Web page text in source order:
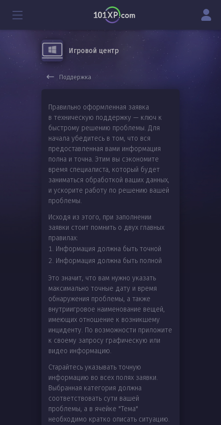
Игровой центр
Поддержка
Правильно оформленная заявка
в техническую поддержку — ключ к
быстрому решению проблемы. Для
начала убедитесь в том, что вся
предоставленная вами информация
полна и точна. Этим вы сэкономите
время специалиста, который будет
заниматься обработкой ваших данных,
и ускорите работу по решению вашей
проблемы.
Исходя из этого, при заполнении
заявки стоит помнить о двух главных
правилах:
Информация должна быть точной
Информация должна быть полной
Это значит, что вам нужно указать
максимально точные дату и время
обнаружения проблемы, а также
внутриигровое наименование вещей,
имеющих отношение к возникшему
инциденту. По возможности приложите
к своему запросу графическую или
видео информацию.
Старайтесь указывать точную
информацию во всех полях заявки.
Выбранная категория должна
соответствовать сути вашей
проблемы, а в ячейке "Тема"
необходимо кратко описать ситуацию.